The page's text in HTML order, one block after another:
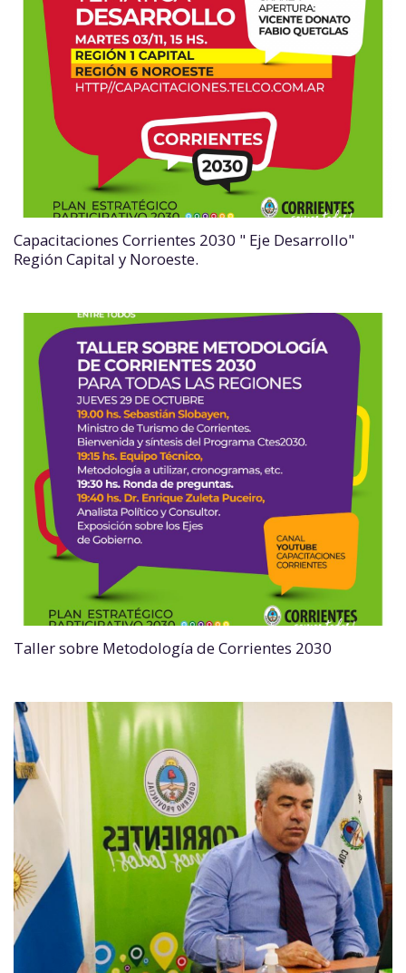
Capacitaciones Corrientes 2030 " Eje Desarrollo"
Región Capital y Noroeste.
Taller sobre Metodología de Corrientes 2030